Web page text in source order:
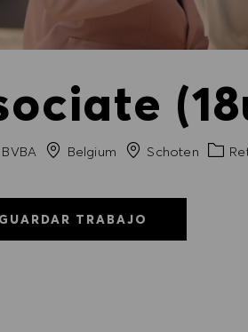
Belgium CiudadSchoten
GUARDAR TRABAJO